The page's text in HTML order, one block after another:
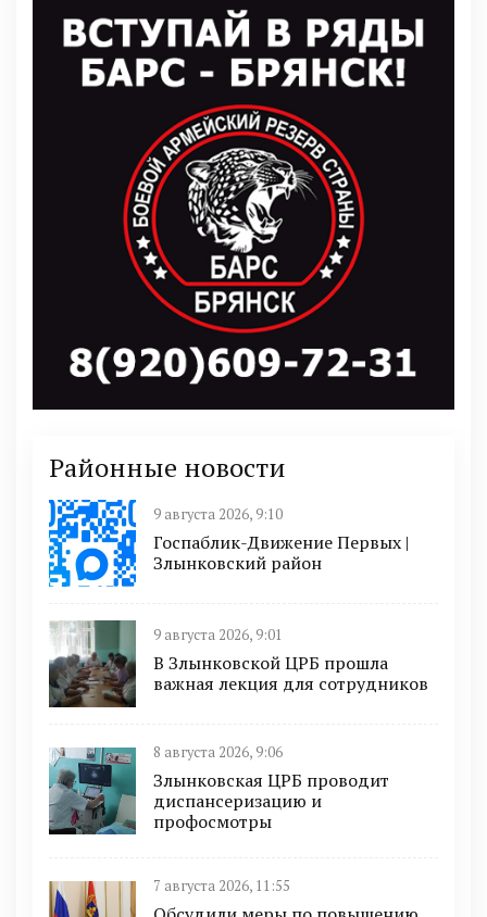
Районные новости
9 августа 2026, 9:10
Госпаблик-Движение Первых |
Злынковский район
9 августа 2026, 9:01
В Злынковской ЦРБ прошла
важная лекция для сотрудников
8 августа 2026, 9:06
Злынковская ЦРБ проводит
диспансеризацию и
профосмотры
7 августа 2026, 11:55